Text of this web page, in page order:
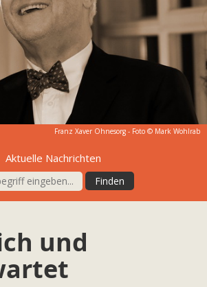
Franz Xaver Ohnesorg - Foto © Mark Wohlrab
Aktuelle Nachrichten
und